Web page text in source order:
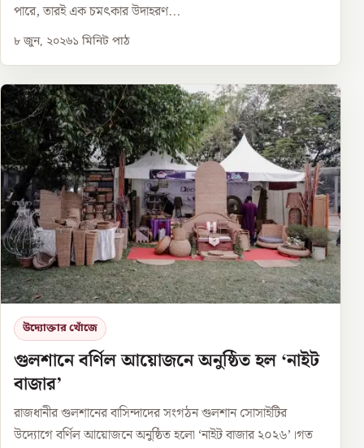
পারে, তারই এক চমৎকার উদাহরণ...
৮ জুন, ২০২৬১ মিনিট পাঠ
উদ্যোক্তার খোঁজে
গুলশানে বর্ণিল আয়োজনে অনুষ্ঠিত হল ‘নাইট
বাজার’
রাজধানীর গুলশানের বাসিন্দাদের সংগঠন গুলশান সোসাইটির
উদ্যোগে বর্ণিল আয়োজনে অনুষ্ঠিত হলো ‘নাইট বাজার ২০২৬’।গত